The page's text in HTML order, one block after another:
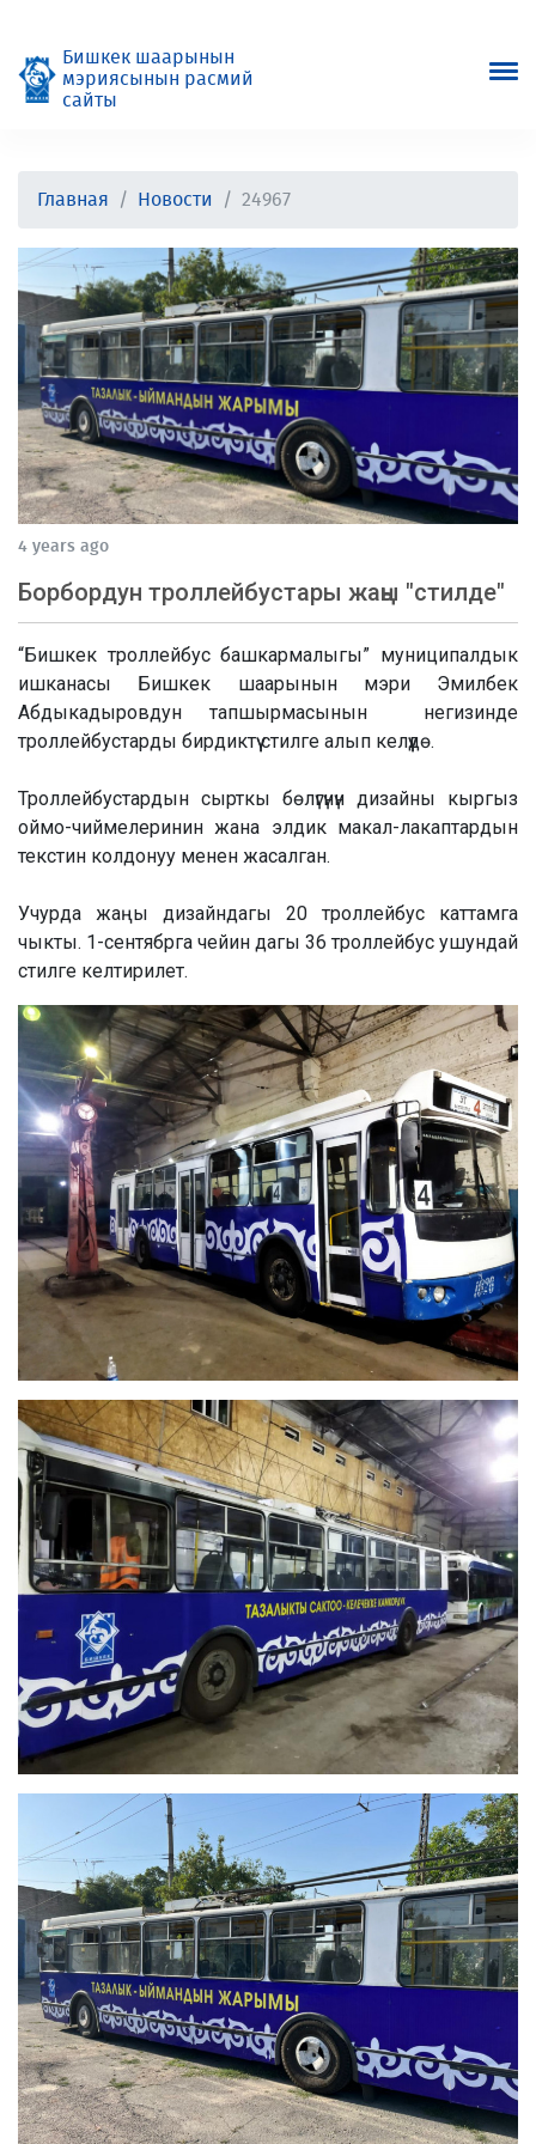
Бишкек шаарынын
мэриясынын расмий
сайты
Главная Новости 24967
4 years ago
Борбордун троллейбустары жаңы "стилде"
“Бишкек троллейбус башкармалыгы” муниципалдык
ишканасы Бишкек шаарынын мэри Эмилбек
Абдыкадыровдун тапшырмасынын негизинде
троллейбустарды бирдиктүү стилге алып келүүдө.
Троллейбустардын сырткы бөлүгүнүн дизайны кыргыз
оймо-чиймелеринин жана элдик макал-лакаптардын
текстин колдонуу менен жасалган.
Учурда жаңы дизайндагы 20 троллейбус каттамга
чыкты. 1-сентябрга чейин дагы 36 троллейбус ушундай
стилге келтирилет.